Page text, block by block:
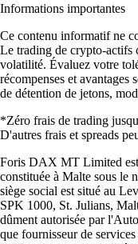
Informations importantes
Ce contenu informatif ne
Le trading de crypto-actifs
volatilité. Évaluez votre
récompenses et
de détention de jetons,
*Zéro frais de trading
D'autres frais et spreads
Foris DAX MT Limited est
constituée à Malte sous le
siège social est situé au
SPK 1000, St. Julians,
dûment autorisée par
que fournisseur de